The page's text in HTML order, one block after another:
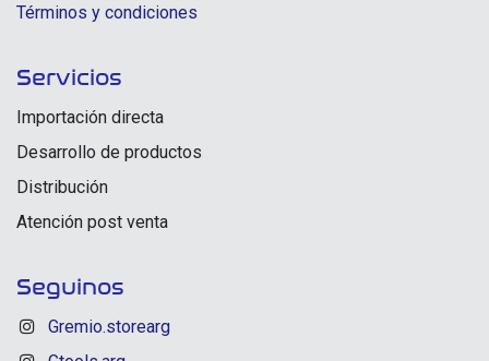
Términos y condiciones
Servicios
Importación directa
Desarrollo de productos
Distribución
Atención post venta
Seguinos
Gremio.storearg